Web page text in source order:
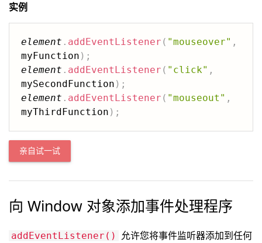
实例
element . addEventListener ( "mouseover" ,
myFunction ) ;
element . addEventListener ( "click" ,
mySecondFunction ) ;
element . addEventListener ( "mouseout" ,
myThirdFunction ) ;
亲自试一试
向 Window 对象添加事件处理程序
addEventListener()
允许您将事件监听器添加到任何